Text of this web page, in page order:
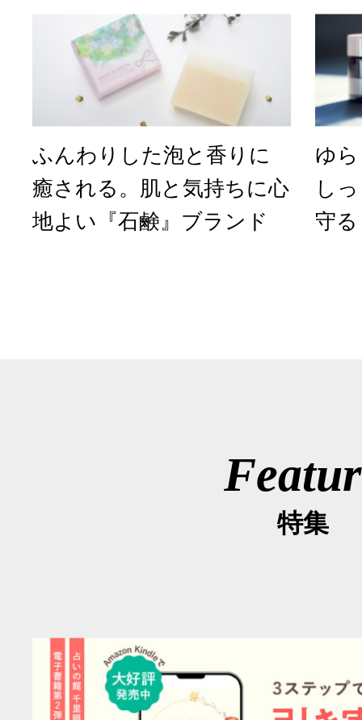
ふんわりした泡と香りに
癒される。肌と気持ちに心
地よい『石鹸』ブランド
ゆ
し
守
特集